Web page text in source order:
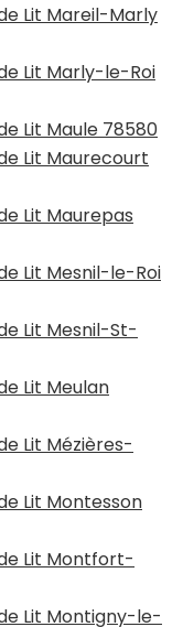
Lit Mareil-Marly
Lit Marly-le-Roi
Lit Maule 78580
Lit Maurecourt
Lit Maurepas
Lit Mesnil-le-Roi
Lit Mesnil-St-
Lit Meulan
Lit Mézières-
Lit Montesson
Lit Montfort-
Lit Montigny-le-